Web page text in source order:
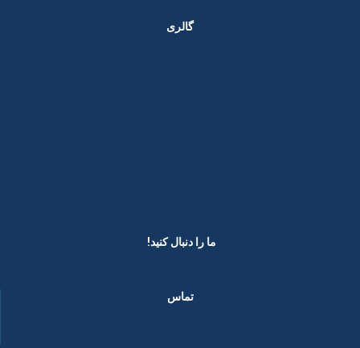
گالری
ما را دنبال کنید! ​
تماس